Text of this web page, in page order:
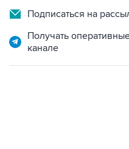
Подписаться на
Получать
канале